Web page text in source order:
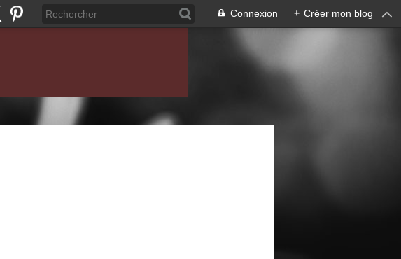
Connexion + Créer mon blog